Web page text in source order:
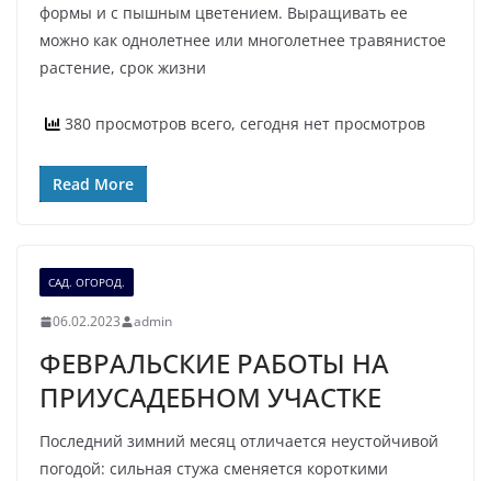
формы и с пышным цветением. Выращивать ее
можно как однолетнее или многолетнее травянистое
растение, срок жизни
380 просмотров всего, сегодня нет просмотров
Read More
САД. ОГОРОД.
06.02.2023 admin
ФЕВРАЛЬСКИЕ РАБОТЫ НА
ПРИУСАДЕБНОМ УЧАСТКЕ
Последний зимний месяц отличается неустойчивой
погодой: сильная стужа сменяется короткими